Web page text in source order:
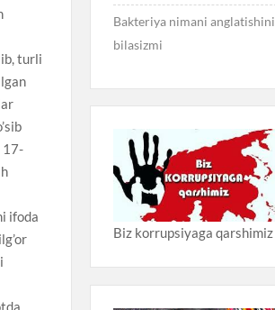
turli
17-
ifoda
Bakteriya nimani anglatishini
bilasizmi
Biz korrupsiyaga qarshimiz